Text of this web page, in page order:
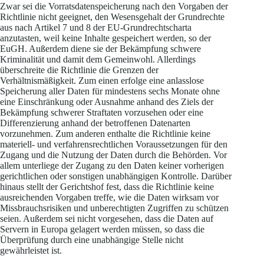
Zwar sei die Vorratsdatenspeicherung nach den Vorgaben der
Richtlinie nicht geeignet, den Wesensgehalt der Grundrechte
aus nach Artikel 7 und 8 der EU-Grundrechtscharta
anzutasten, weil keine Inhalte gespeichert werden, so der
EuGH. Außerdem diene sie der Bekämpfung schwere
Kriminalität und damit dem Gemeinwohl. Allerdings
überschreite die Richtlinie die Grenzen der
Verhältnismäßigkeit. Zum einen erfolge eine anlasslose
Speicherung aller Daten für mindestens sechs Monate ohne
eine Einschränkung oder Ausnahme anhand des Ziels der
Bekämpfung schwerer Straftaten vorzusehen oder eine
Differenzierung anhand der betroffenen Datenarten
vorzunehmen. Zum anderen enthalte die Richtlinie keine
materiell- und verfahrensrechtlichen Voraussetzungen für den
Zugang und die Nutzung der Daten durch die Behörden. Vor
allem unterliege der Zugang zu den Daten keiner vorherigen
gerichtlichen oder sonstigen unabhängigen Kontrolle. Darüber
hinaus stellt der Gerichtshof fest, dass die Richtlinie keine
ausreichenden Vorgaben treffe, wie die Daten wirksam vor
Missbrauchsrisiken und unberechtigten Zugriffen zu schützen
seien. Außerdem sei nicht vorgesehen, dass die Daten auf
Servern in Europa gelagert werden müssen, so dass die
Überprüfung durch eine unabhängige Stelle nicht
gewährleistet ist.